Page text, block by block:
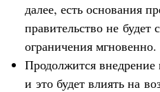
далее, есть основания
правительство не
ограничения мгновенно.
Продолжится
и это будет влиять на